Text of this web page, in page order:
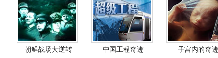
朝鲜战场大逆转 中国工程奇迹 子宫内的奇迹